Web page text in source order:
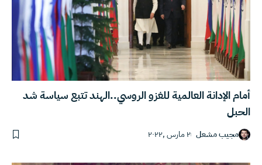
أمام الإدانة العالمية للغزو الروسي..الهند تتبع سياسة شد
الحبل
مجيب مشعل ٢ مارس ,٢٠٢٢